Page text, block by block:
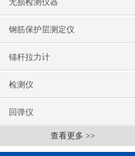
无损检测仪器
钢筋保护层测定仪
锚杆拉力计
检测仪
回弹仪
查看更多 >>